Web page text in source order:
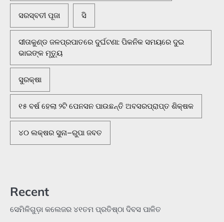
ସରସ୍ବତୀ ପୂଜା ସି
ସୀତାକୁଣ୍ଡ ଜଳପ୍ରପାତରେ ଦୁର୍ଘଟଣା: ପିକନିକ ସମୟରେ ଦୁଇ
ଭାଇଙ୍କ ମୃତ୍ୟୁ
ସୁରକ୍ଷା
୧୫ ବର୍ଷ ହେଲା ୨ଟି ପେନସନ ପାଉଛନ୍ତି ଅବସରପ୍ରାପ୍ତ ଶିକ୍ଷକ
୪୦ ଲକ୍ଷର ସୁନା–ରୁପା ଜବତ
Recent
ସେମିଳିଗୁଡ଼ା କଲେଜର ୪୧ତମ ପ୍ରତିଷ୍ଠା ଦିବସ ପାଳିତ